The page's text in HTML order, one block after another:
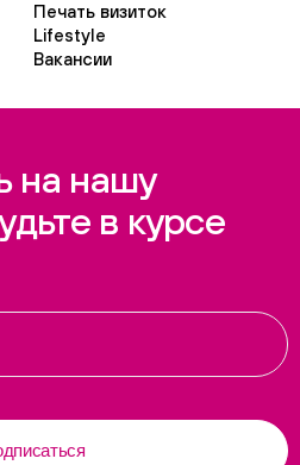
Печать визиток
Lifestyle
Вакансии
на нашу
в курсе